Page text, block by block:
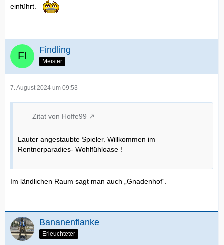
einführt.
Findling
Meister
7. August 2024 um 09:53
Zitat von Hoffe99
Lauter angestaubte Spieler. Willkommen im
Rentnerparadies- Wohlfühloase !
Im ländlichen Raum sagt man auch „Gnadenhof“.
Bananenflanke
Erleuchteter